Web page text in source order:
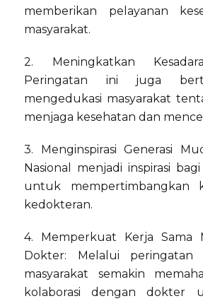
memberikan pelayanan
masyarakat.
2. Meningkatkan
Peringatan ini juga
mengedukasi masyarakat
menjaga kesehatan dan
3. Menginspirasi Generasi
Nasional menjadi inspirasi
untuk mempertimbangkan
kedokteran.
4. Memperkuat Kerja Sama
Dokter: Melalui peringatan
masyarakat semakin
kolaborasi dengan dokter